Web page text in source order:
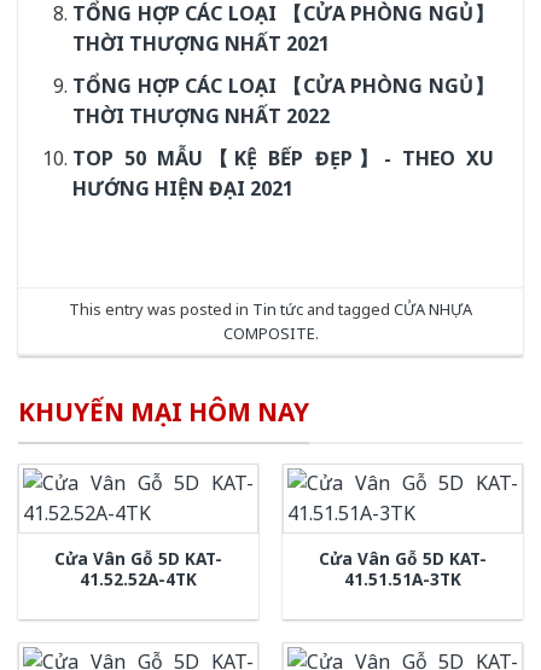
TỔNG HỢP CÁC LOẠI 【CỬA PHÒNG NGỦ】
THỜI THƯỢNG NHẤT 2021
TỔNG HỢP CÁC LOẠI 【CỬA PHÒNG NGỦ】
THỜI THƯỢNG NHẤT 2022
TOP 50 MẪU【KỆ BẾP ĐẸP】- THEO XU
HƯỚNG HIỆN ĐẠI 2021
This entry was posted in Tin tức and tagged CỬA NHỰA
COMPOSITE.
KHUYẾN MẠI HÔM NAY
Cửa Vân Gỗ 5D KAT-
41.52.52A-4TK
Cửa Vân Gỗ 5D KAT-
41.51.51A-3TK